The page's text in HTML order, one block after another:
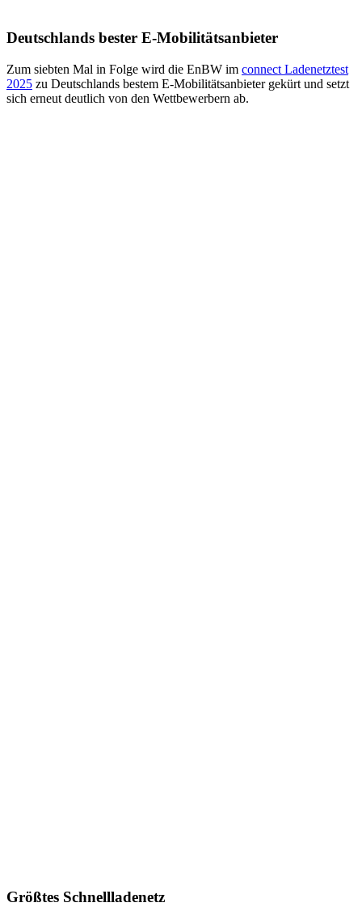
Deutschlands bester E-Mobilitätsanbieter
Zum siebten Mal in Folge wird die EnBW im connect Lade­netz­test
2025 zu Deutschlands bestem E-Mobilitäts­anbieter gekürt und setzt
sich erneut deutlich von den Wettbewerbern ab.
Größtes Schnellladenetz